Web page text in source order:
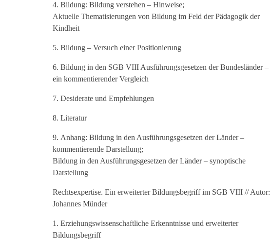
Bildung: Bildung verstehen – Hinweise;
Aktuelle Thematisierungen von Bildung im Feld der Pädagogik der
Kindheit
Bildung – Versuch einer Positionierung
Bildung in den SGB VIII Ausführungsgesetzen der Bundesländer –
ein kommentierender Vergleich
Desiderate und Empfehlungen
Literatur
Anhang: Bildung in den Ausführungsgesetzen der Länder –
kommentierende Darstellung;
Bildung in den Ausführungsgesetzen der Länder – synoptische
Darstellung
Rechtsexpertise. Ein erweiterter Bildungsbegriff im SGB VIII // Autor:
Johannes Münder
Erziehungswissenschaftliche Erkenntnisse und erweiterter
Bildungsbegriff